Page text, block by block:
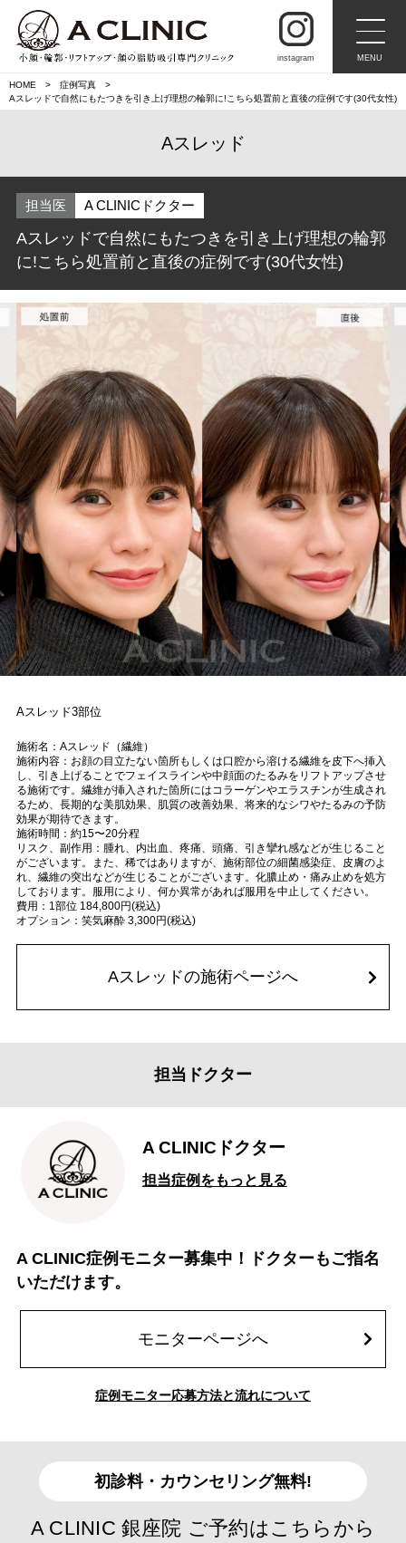
instagram MENU
HOME
症例写真
Aスレッドで自然にもたつきを引き上げ理想の輪郭に!こちら処置前と直後の症例です(30代女性)
Aスレッド
担当医 A CLINICドクター
Aスレッドで自然にもたつきを引き上げ理想の輪郭
に!こちら処置前と直後の症例です(30代女性)
Aスレッド3部位
施術名：Aスレッド（繊維）
施術内容：お顔の目立たない箇所もしくは口腔から溶ける繊維を皮下へ挿入
し、引き上げることでフェイスラインや中顔面のたるみをリフトアップさせ
る施術です。繊維が挿入された箇所にはコラーゲンやエラスチンが生成され
るため、長期的な美肌効果、肌質の改善効果、将来的なシワやたるみの予防
効果が期待できます。
施術時間：約15〜20分程
リスク、副作用：腫れ、内出血、疼痛、頭痛、引き攣れ感などが生じること
がございます。また、稀ではありますが、施術部位の細菌感染症、皮膚のよ
れ、繊維の突出などが生じることがございます。化膿止め・痛み止めを処方
しております。服用により、何か異常があれば服用を中止してください。
費用：1部位 184,800円(税込)
オプション：笑気麻酔 3,300円(税込)
Aスレッドの施術ページへ
担当ドクター
A CLINICドクター
担当症例をもっと見る
A CLINIC症例モニター募集中！ドクターもご指名
いただけます。
モニターページへ
症例モニター応募方法と流れについて
初診料・カウンセリング無料!
A CLINIC 銀座院 ご予約はこちらから